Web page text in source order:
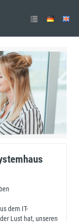
/
Manager
d)
dem IT-
Lust hat, unseren